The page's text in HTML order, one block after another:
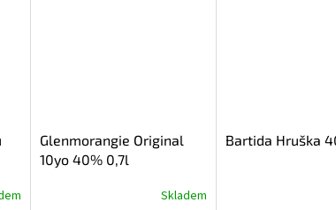
Glenmorangie Original
10yo 40% 0,7l
Skladem
Bartida Hruška